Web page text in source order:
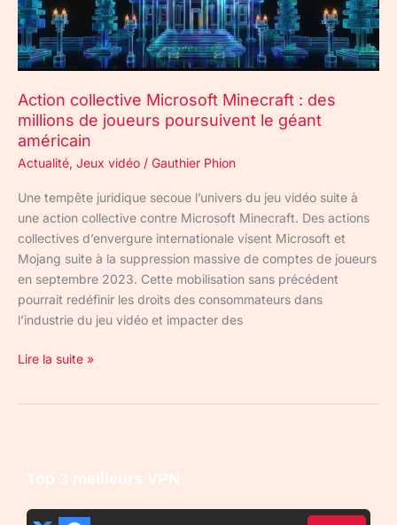
Action collective Microsoft Minecraft : des
millions de joueurs poursuivent le géant
américain
Actualité, Jeux vidéo / Gauthier Phion
Une tempête juridique secoue l’univers du jeu vidéo suite à
une action collective contre Microsoft Minecraft. Des actions
collectives d’envergure internationale visent Microsoft et
Mojang suite à la suppression massive de comptes de joueurs
en septembre 2023. Cette mobilisation sans précédent
pourrait redéfinir les droits des consommateurs dans
l’industrie du jeu vidéo et impacter des
de
joueurs
poursuivent
géant
américain
Lire la suite »
Top 3 meilleurs VPN